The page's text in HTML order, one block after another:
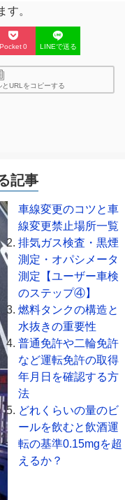
す。
Pocket0 LINEで送る
とURLをコピーする
記事
車線変更のコツと車
線変更禁止場所一覧
排気ガス検査・黒煙
測定・オパシメータ
測定【ユーザー車検
のステップ④】
燃料タンクの構造と
水抜きの重要性
普通免許や二輪免許
など運転免許の取得
年月日を確認する方
法
どれくらいの量のビ
ールを飲むと飲酒運
転の基準0.15mgを超
えるか？